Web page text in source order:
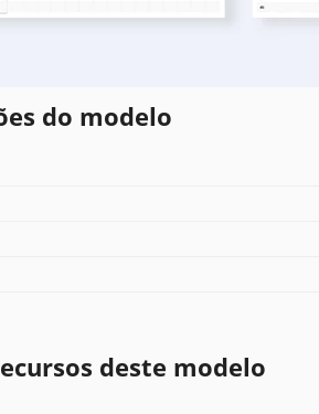
do modelo
deste modelo